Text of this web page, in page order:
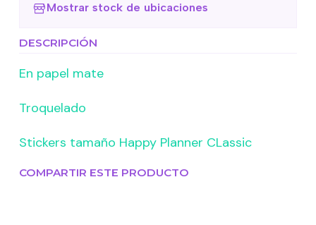
Mostrar stock de ubicaciones
DESCRIPCIÓN
En papel mate
Troquelado
Stickers tamaño Happy Planner CLassic
COMPARTIR ESTE PRODUCTO